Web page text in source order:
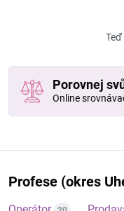
Porovnej
Online
Profese (okres